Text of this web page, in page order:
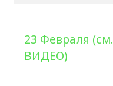
23 Февраля (см.
ВИДЕО)